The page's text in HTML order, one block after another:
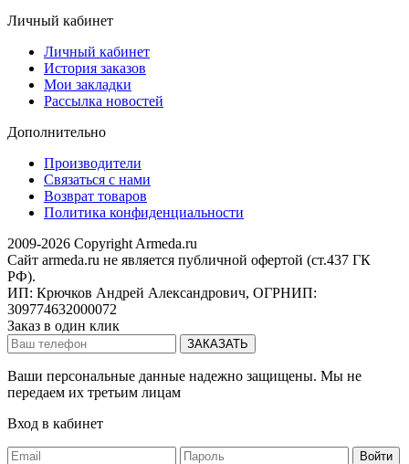
Личный кабинет
Личный кабинет
История заказов
Мои закладки
Рассылка новостей
Дополнительно
Производители
Связаться с нами
Возврат товаров
Политика конфиденциальности
2009-2026 Copyright Armeda.ru
Сайт armeda.ru не является публичной офертой (ст.437 ГК
РФ).
ИП: Крючков Андрей Александрович, ОГРНИП:
309774632000072
Заказ в один клик
Ваши персональные данные надежно защищены. Мы не
передаем их третьим лицам
Вход в кабинет